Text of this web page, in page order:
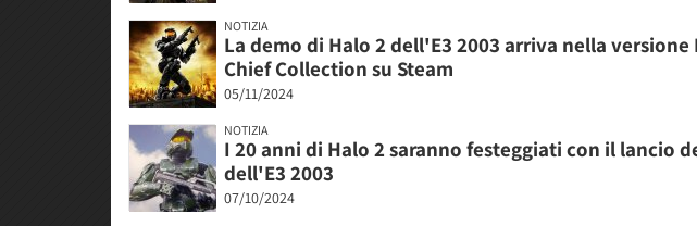
NOTIZIA
La demo di Halo 2 dell'E3 2003 arriva nella versione
Chief Collection su Steam
05/11/2024
NOTIZIA
I 20 anni di Halo 2 saranno festeggiati con il lancio
dell'E3 2003
07/10/2024